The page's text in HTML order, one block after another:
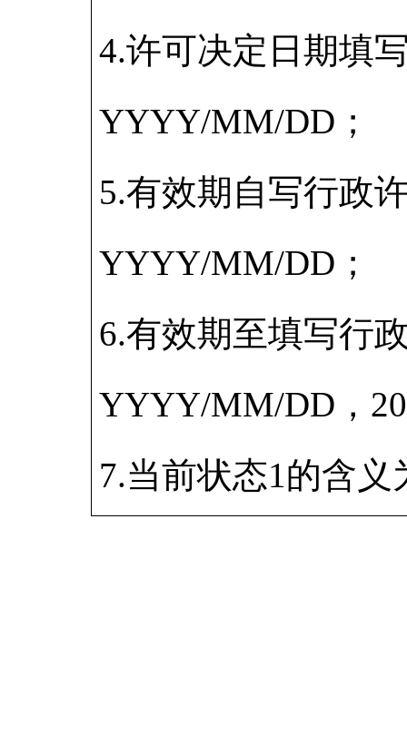
4.许可决定日期填
YYYY/MM/DD；
5.有效期自写行政
YYYY/MM/DD；
6.有效期至填写行
YYYY/MM/DD，
7.当前状态1的含